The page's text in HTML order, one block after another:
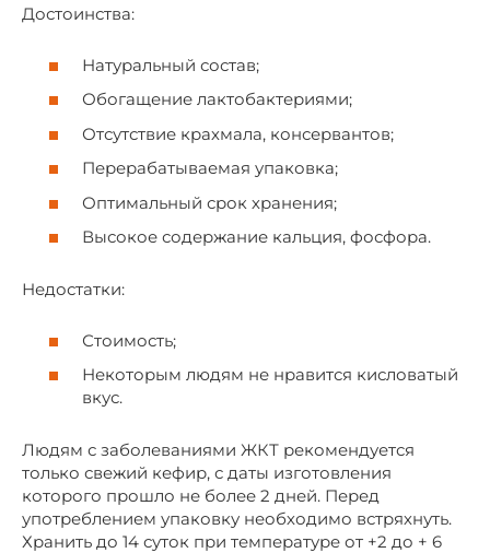
Достоинства:
Натуральный состав;
Обогащение лактобактериями;
Отсутствие крахмала, консервантов;
Перерабатываемая упаковка;
Оптимальный срок хранения;
Высокое содержание кальция, фосфора.
Недостатки:
Стоимость;
Некоторым людям не нравится кисловатый
вкус.
Людям с заболеваниями ЖКТ рекомендуется
только свежий кефир, с даты изготовления
которого прошло не более 2 дней. Перед
употреблением упаковку необходимо встряхнуть.
Хранить до 14 суток при температуре от +2 до + 6